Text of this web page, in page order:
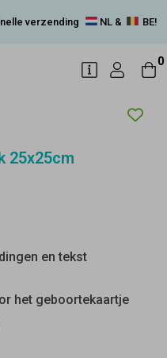
verzending NL & BE!
0
25x25cm
en tekst
het geboortekaartje